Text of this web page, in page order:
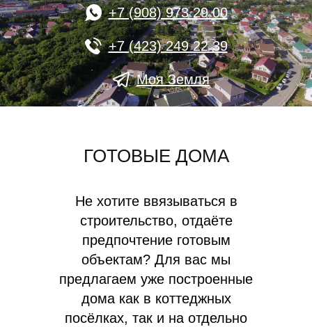
+7 (908) 973 29 00
+7 (423) 249 22 39
Моя Земля
ГОТОВЫЕ ДОМА
Не хотите ввязываться в
строительство, отдаёте
предпочтение готовым
объектам? Для вас мы
предлагаем уже построенные
дома как в коттеджных
посёлках, так и на отдельно